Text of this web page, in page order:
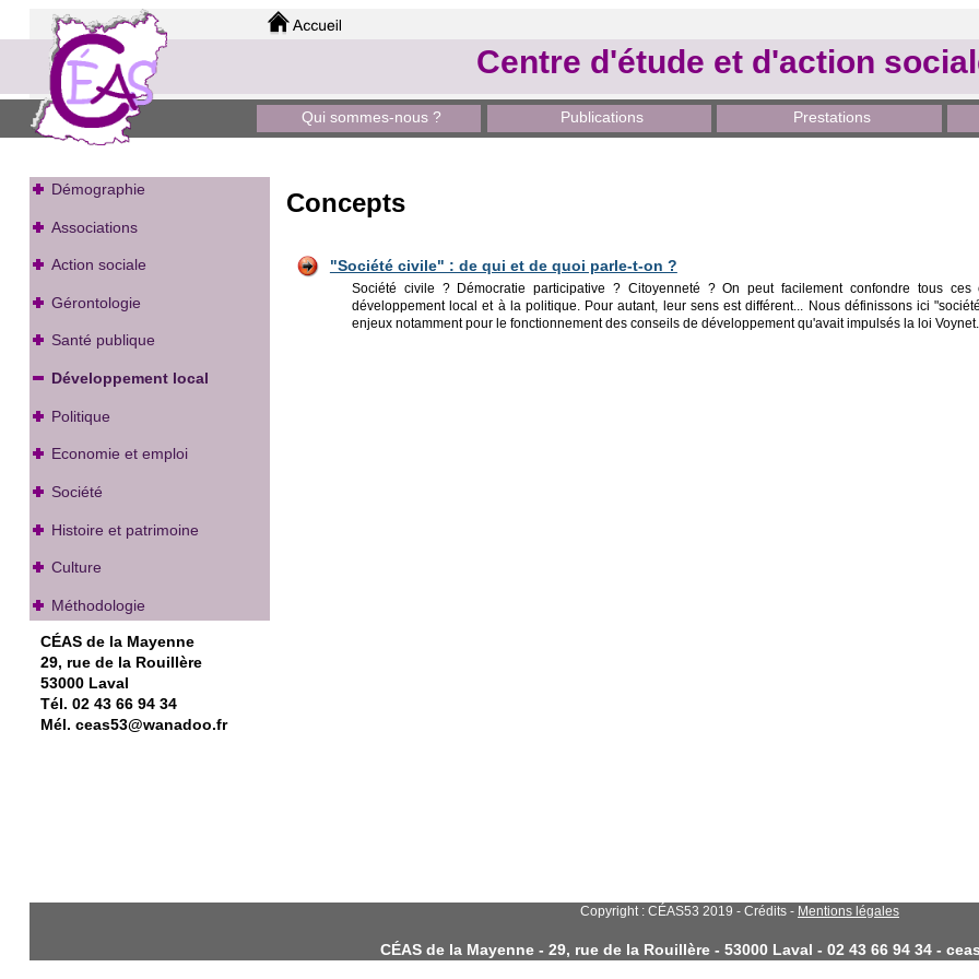
Centre d'étude et d'action
Qui sommes-nous ? Publications Prestations
Démographie
Associations
Action sociale
Gérontologie
Santé publique
Développement local
Politique
Economie et emploi
Société
Histoire et patrimoine
Culture
Méthodologie
CÉAS de la Mayenne
29, rue de la Rouillère
53000 Laval
Tél. 02 43 66 94 34
Mél. ceas53@wanadoo.fr
Concepts
"Société civile" : de qui et de quoi parle-t-on ?
Société civile ? Démocratie participative ? Citoyenneté ? On peut facilement confondre tous ces
développement local et à la politique. Pour autant, leur sens est différent... Nous définissons ici
enjeux notamment pour le fonctionnement des conseils de développement qu'avait impulsés la loi Voynet.
Copyright : CÉAS53 2019 - Crédits - Mentions légales
CÉAS de la Mayenne - 29, rue de la Rouillère - 53000 Laval - 02 43 66 94 34 -